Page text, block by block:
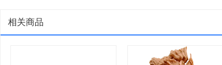
相关商品